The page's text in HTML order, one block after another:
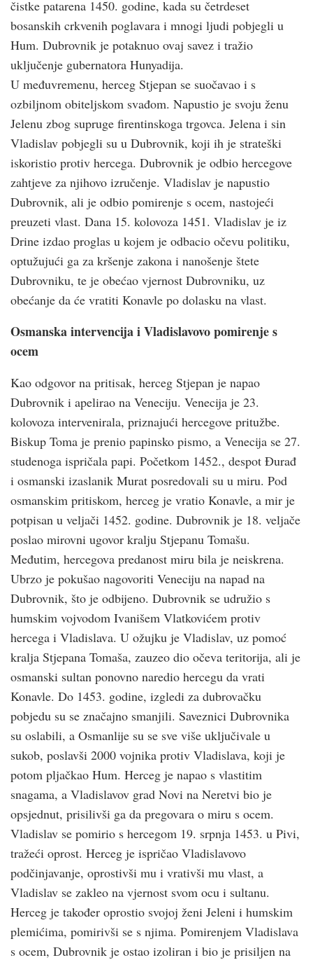
čistke patarena 1450. godine, kada su četrdeset
bosanskih crkvenih poglavara i mnogi ljudi pobjegli u
Hum. Dubrovnik je potaknuo ovaj savez i tražio
uključenje gubernatora Hunyadija.
U međuvremenu, herceg Stjepan se suočavao i s
ozbiljnom obiteljskom svađom. Napustio je svoju ženu
Jelenu zbog supruge firentinskoga trgovca. Jelena i sin
Vladislav pobjegli su u Dubrovnik, koji ih je strateški
iskoristio protiv hercega. Dubrovnik je odbio hercegove
zahtjeve za njihovo izručenje. Vladislav je napustio
Dubrovnik, ali je odbio pomirenje s ocem, nastojeći
preuzeti vlast. Dana 15. kolovoza 1451. Vladislav je iz
Drine izdao proglas u kojem je odbacio očevu politiku,
optužujući ga za kršenje zakona i nanošenje štete
Dubrovniku, te je obećao vjernost Dubrovniku, uz
obećanje da će vratiti Konavle po dolasku na vlast.
Osmanska intervencija i Vladislavovo pomirenje s
ocem
Kao odgovor na pritisak, herceg Stjepan je napao
Dubrovnik i apelirao na Veneciju. Venecija je 23.
kolovoza intervenirala, priznajući hercegove pritužbe.
Biskup Toma je prenio papinsko pismo, a Venecija se 27.
studenoga ispričala papi. Početkom 1452., despot Đurađ
i osmanski izaslanik Murat posredovali su u miru. Pod
osmanskim pritiskom, herceg je vratio Konavle, a mir je
potpisan u veljači 1452. godine. Dubrovnik je 18. veljače
poslao mirovni ugovor kralju Stjepanu Tomašu.
Međutim, hercegova predanost miru bila je neiskrena.
Ubrzo je pokušao nagovoriti Veneciju na napad na
Dubrovnik, što je odbijeno. Dubrovnik se udružio s
humskim vojvodom Ivanišem Vlatkovićem protiv
hercega i Vladislava. U ožujku je Vladislav, uz pomoć
kralja Stjepana Tomaša, zauzeo dio očeva teritorija, ali je
osmanski sultan ponovno naredio hercegu da vrati
Konavle. Do 1453. godine, izgledi za dubrovačku
pobjedu su se značajno smanjili. Saveznici Dubrovnika
su oslabili, a Osmanlije su se sve više uključivale u
sukob, poslavši 2000 vojnika protiv Vladislava, koji je
potom pljačkao Hum. Herceg je napao s vlastitim
snagama, a Vladislavov grad Novi na Neretvi bio je
opsjednut, prisilivši ga da pregovara o miru s ocem.
Vladislav se pomirio s hercegom 19. srpnja 1453. u Pivi,
tražeći oprost. Herceg je ispričao Vladislavovo
podčinjavanje, oprostivši mu i vrativši mu vlast, a
Vladislav se zakleo na vjernost svom ocu i sultanu.
Herceg je također oprostio svojoj ženi Jeleni i humskim
plemićima, pomirivši se s njima. Pomirenjem Vladislava
s ocem, Dubrovnik je ostao izoliran i bio je prisiljen na